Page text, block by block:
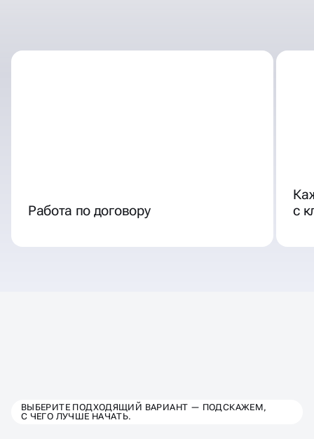
Работа по договору
с
ВЫБЕРИТЕ ТАРИФ
ПРОДВИЖЕНИЯ
ВЫБЕРИТЕ ПОДХОДЯЩИЙ ВАРИАНТ — ПОДСКАЖЕМ,
С ЧЕГО ЛУЧШЕ НАЧАТЬ.